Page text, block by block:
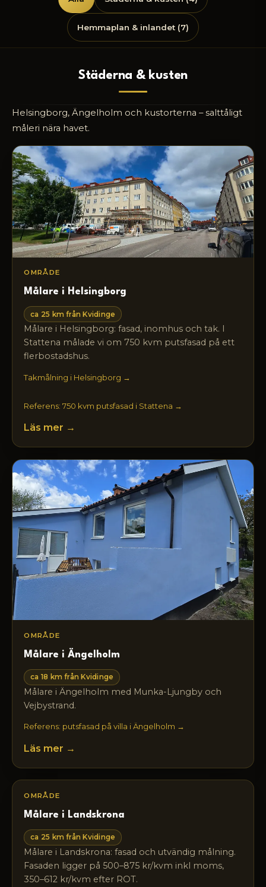
Hemmaplan & inlandet (7)
Städerna & kusten
Helsingborg, Ängelholm och kustorterna – salttåligt
måleri nära havet.
OMRÅDE
Målare i Helsingborg
ca 25 km från Kvidinge
Målare i Helsingborg: fasad, inomhus och tak. I
Stattena målade vi om 750 kvm putsfasad på ett
flerbostadshus.
Takmålning i Helsingborg →
Referens: 750 kvm putsfasad i Stattena →
Läs mer →
OMRÅDE
Målare i Ängelholm
ca 18 km från Kvidinge
Målare i Ängelholm med Munka-Ljungby och
Vejbystrand.
Referens: putsfasad på villa i Ängelholm →
Läs mer →
OMRÅDE
Målare i Landskrona
ca 25 km från Kvidinge
Målare i Landskrona: fasad och utvändig målning.
Fasaden ligger på 500–875 kr/kvm inkl moms,
350–612 kr/kvm efter ROT.